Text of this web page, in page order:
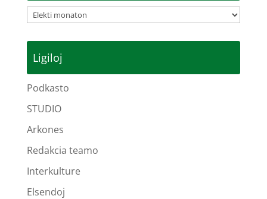
Arkivoj
Ligiloj
Podkasto
STUDIO
Arkones
Redakcia teamo
Interkulture
Elsendoj